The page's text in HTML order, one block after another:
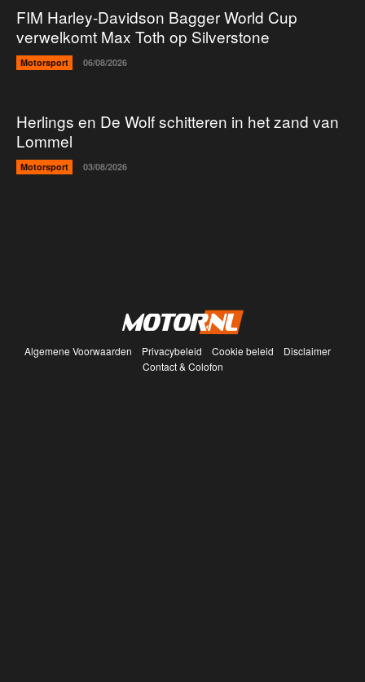
FIM Harley-Davidson Bagger World Cup
verwelkomt Max Toth op Silverstone
Motorsport 06/08/2026
Herlings en De Wolf schitteren in het zand van
Lommel
Motorsport 03/08/2026
Algemene Voorwaarden Privacybeleid Cookie beleid
Disclaimer
Contact & Colofon